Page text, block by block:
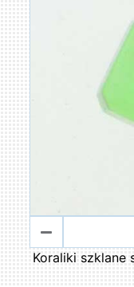
Koraliki szklane